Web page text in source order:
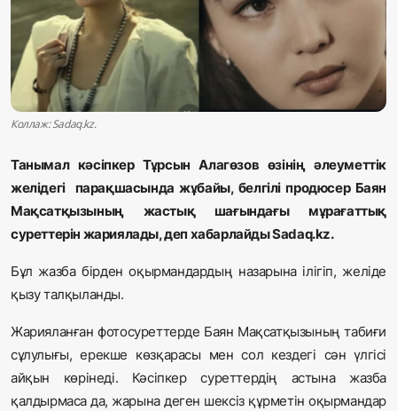
Жаңалықтар
Қоғам
Спорт
Журналистік зерттеу
Коллаж: Sadaq.kz.
Танымал кәсіпкер Тұрсын Алагөзов өзінің әлеуметтік
желідегі
парақшасында жұбайы, белгілі продюсер Баян
Мақсатқызының жастық шағындағы мұрағаттық
суреттерін жариялады, деп хабарлайды Sadaq.kz.
Бұл жазба бірден оқырмандардың назарына ілігіп, желіде
қызу талқыланды.
Жарияланған фотосуреттерде Баян Мақсатқызының табиғи
сұлулығы, ерекше көзқарасы мен сол кездегі сән үлгісі
айқын көрінеді. Кәсіпкер суреттердің астына жазба
қалдырмаса да, жарына деген шексіз құрметін оқырмандар